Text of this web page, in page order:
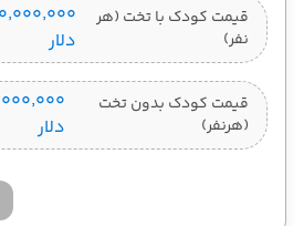
قیمت کودک با تخت (هر
نفر)
دلار
قیمت کودک بدون تخت
(هرنفر)
دلار